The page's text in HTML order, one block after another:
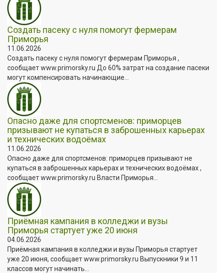
Создать пасеку с нуля помогут фермерам
Приморья
11.06.2026
Создать пасеку с нуля помогут фермерам Приморья ,
сообщает www.primorsky.ru До 60% затрат на создание пасеки
могут компенсировать начинающие...
Опасно даже для спортсменов: приморцев
призывают не купаться в заброшенных карьерах
и технических водоёмах
11.06.2026
Опасно даже для спортсменов: приморцев призывают не
купаться в заброшенных карьерах и технических водоёмах ,
сообщает www.primorsky.ru Власти Приморья...
Приёмная кампания в колледжи и вузы
Приморья стартует уже 20 июня
04.06.2026
Приёмная кампания в колледжи и вузы Приморья стартует
уже 20 июня, сообщает www.primorsky.ru Выпускники 9 и 11
классов могут начинать...